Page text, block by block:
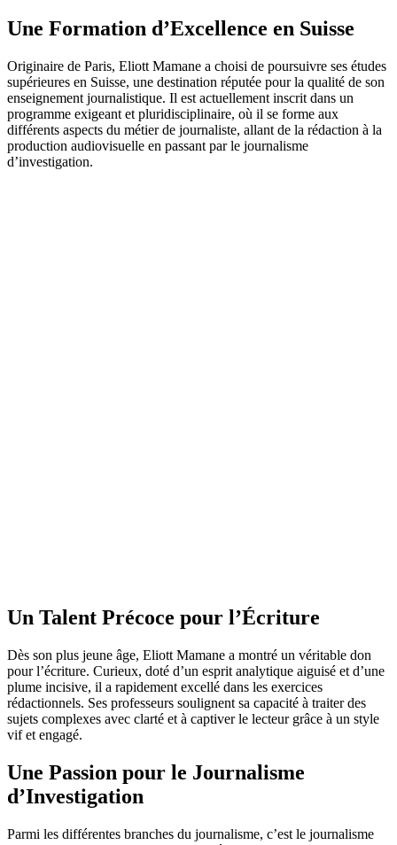
Une Formation d’Excellence en Suisse
Originaire de Paris, Eliott Mamane a choisi de poursuivre ses études
supérieures en Suisse, une destination réputée pour la qualité de son
enseignement journalistique. Il est actuellement inscrit dans un
programme exigeant et pluridisciplinaire, où il se forme aux
différents aspects du métier de journaliste, allant de la rédaction à la
production audiovisuelle en passant par le journalisme
d’investigation.
Un Talent Précoce pour l’Écriture
Dès son plus jeune âge, Eliott Mamane a montré un véritable don
pour l’écriture. Curieux, doté d’un esprit analytique aiguisé et d’une
plume incisive, il a rapidement excellé dans les exercices
rédactionnels. Ses professeurs soulignent sa capacité à traiter des
sujets complexes avec clarté et à captiver le lecteur grâce à un style
vif et engagé.
Une Passion pour le Journalisme
d’Investigation
Parmi les différentes branches du journalisme, c’est le journalisme